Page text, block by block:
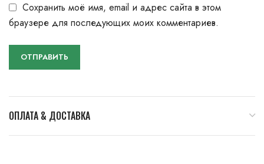
Сохранить моё имя, email и адрес сайта в этом
браузере для последующих моих комментариев.
ОПЛАТА & ДОСТАВКА